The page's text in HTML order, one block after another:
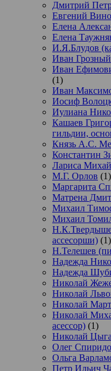
Дмитрий
Евгений
Елена
Елена
И.Я.Блудов
Иван Грозный
Иван
(1)
Иван
Иосиф
Иулиана
Кашаев
гильдии,
Князь А.С.
Константин
Лариса
М.Г. Орлов (1)
Маргарита
Матрена
Михаил
Михаил
ассесорши) (1)
Н.Телешев
Надежда
Надежда
Николай
Николай
Николай
Николай
асессор) (1)
Николай
Олег
Ольга
Петр Ильич